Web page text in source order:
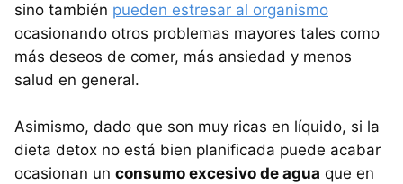
sino también pueden estresar al organismo
ocasionando otros problemas mayores tales como
más deseos de comer, más ansiedad y menos
salud en general.
Asimismo, dado que son muy ricas en líquido, si la
dieta detox no está bien planificada puede acabar
ocasionan un consumo excesivo de agua que en